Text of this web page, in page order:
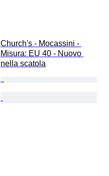
Church's - Mocassini -
Misura: EU 40 - Nuovo
nella scatola